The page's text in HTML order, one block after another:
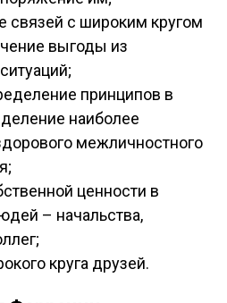
связей с широким кругом
выгоды из
принципов в
наиболее
межличностного
ценности в
– начальства,
круга друзей.